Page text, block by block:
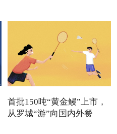
首批150吨“黄金鳗”上市，
从罗城“游”向国内外餐